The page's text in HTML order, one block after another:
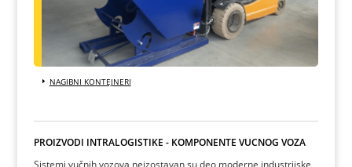
NAGIBNI KONTEJNERI
PROIZVODI INTRALOGISTIKE - KOMPONENTE VUČNOG VOZA